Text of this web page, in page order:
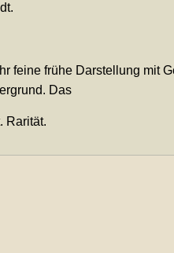
feine frühe Darstellung mit
Das
Rarität.